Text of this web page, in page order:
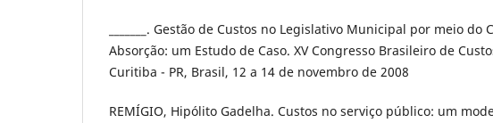
_______. Gestão de Custos no Legislativo Municipal por meio do
Absorção: um Estudo de Caso. XV Congresso Brasileiro de
Curitiba - PR, Brasil, 12 a 14 de novembro de 2008
REMÍGIO, Hipólito Gadelha. Custos no serviço público: um